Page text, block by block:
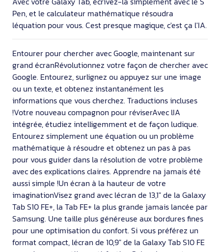
Pen, et le calculateur mathématique résoudra
léquation pour vous. Cest presque magique, c'est ça l'IA.
Entourer pour chercher avec Google, maintenant sur
grand écranRévolutionnez votre façon de chercher avec
Google. Entourez, surlignez ou appuyez sur une image
ou un texte, et obtenez instantanément les
informations que vous cherchez. Traductions incluses
!Votre nouveau compagnon pour réviserAvec lIA
intégrée, étudiez intelligemment et de façon ludique.
Entourez simplement une équation ou un problème
mathématique à résoudre et obtenez un pas à pas
pour vous guider dans la résolution de votre problème
avec des explications claires. Apprendre na jamais été
aussi simple !Un écran à la hauteur de votre
imaginationVisez grand avec lécran de 13,1" de la Galaxy
Tab S10 FE+, la Tab FE+ la plus grande jamais lancée par
Samsung. Une taille plus généreuse aux bordures fines
pour une optimisation du confort. Si vous préférez un
format compact, lécran de 10,9" de la Galaxy Tab S10 FE